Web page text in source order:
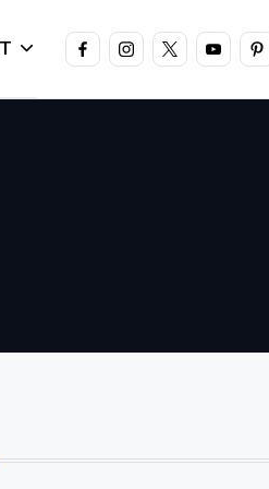
FACEBOOKINSTAGRAM
X